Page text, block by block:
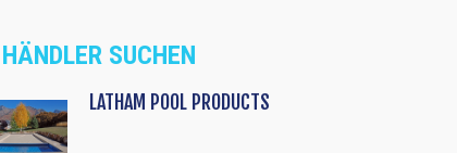
HÄNDLER SUCHEN
LATHAM POOL PRODUCTS